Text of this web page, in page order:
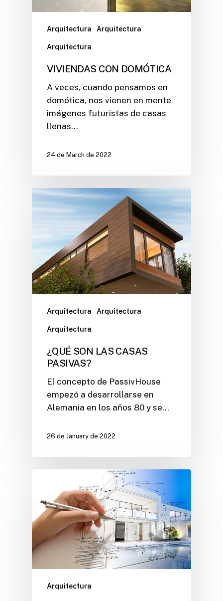
Arquitectura Arquitectura
Arquitectura
VIVIENDAS CON DOMÓTICA
A veces, cuando pensamos en
domótica, nos vienen en mente
imágenes futuristas de casas
llenas…
24 de March de 2022
Arquitectura Arquitectura
Arquitectura
¿QUÉ SON LAS CASAS
PASIVAS?
El concepto de PassivHouse
empezó a desarrollarse en
Alemania en los años 80 y se…
26 de January de 2022
Arquitectura